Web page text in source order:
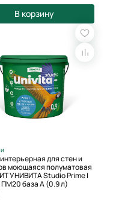
В корзину
для стен и
моющаяся полуматовая
УНИВИТА Studio Prime I
ПМ20 база А (0.9 л)